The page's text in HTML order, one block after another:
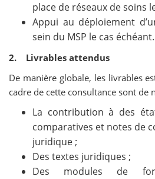
place de réseaux de soins
Appui au déploiement
sein du MSP le cas échéant.
2. Livrables attendus
De manière globale, les livrables
cadre de cette consultance sont de
La contribution à des
comparatives et notes de
juridique ;
Des textes juridiques ;
Des modules de